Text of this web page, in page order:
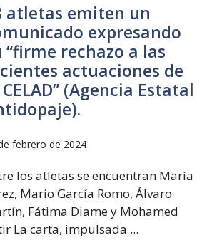
atletas emiten un
expresando
“firme rechazo a las
actuaciones de
(Agencia Estatal
febrero de 2024
los atletas se encuentran María
Mario García Romo, Álvaro
Fátima Diame y Mohamed
La carta, impulsada ...